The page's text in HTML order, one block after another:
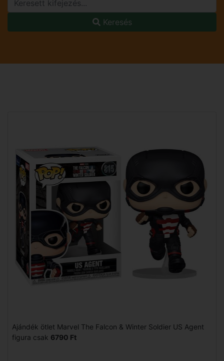
Keresés
Ajándék ötlet Marvel The Falcon & Winter Soldier US Agent
figura csak 6790 Ft